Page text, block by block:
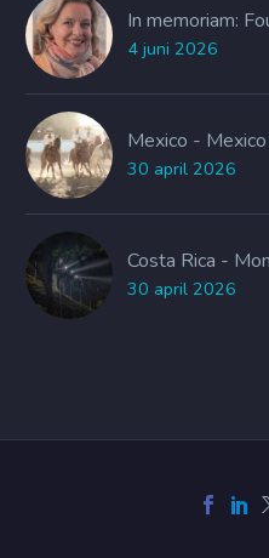
In memoriam:
4 juni 2026
Mexico -
30 april 2026
Costa Rica -
30 april 2026